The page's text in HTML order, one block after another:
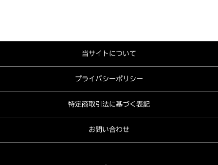
当サイトについて
プライバシーポリシー
特定商取引法に基づく表記
お問い合わせ